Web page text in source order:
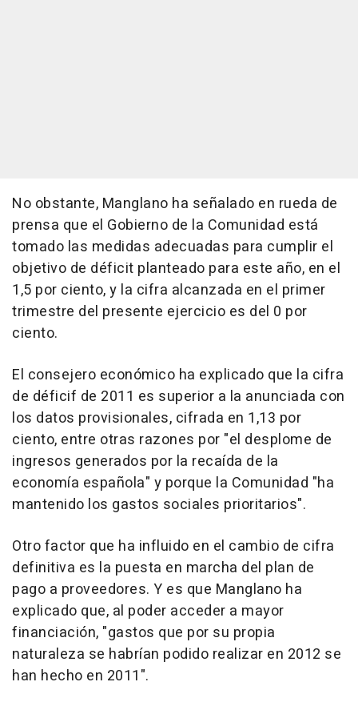
No obstante, Manglano ha señalado en rueda de
prensa que el Gobierno de la Comunidad está
tomado las medidas adecuadas para cumplir el
objetivo de déficit planteado para este año, en el
1,5 por ciento, y la cifra alcanzada en el primer
trimestre del presente ejercicio es del 0 por
ciento.
El consejero económico ha explicado que la cifra
de déficif de 2011 es superior a la anunciada con
los datos provisionales, cifrada en 1,13 por
ciento, entre otras razones por "el desplome de
ingresos generados por la recaída de la
economía española" y porque la Comunidad "ha
mantenido los gastos sociales prioritarios".
Otro factor que ha influido en el cambio de cifra
definitiva es la puesta en marcha del plan de
pago a proveedores. Y es que Manglano ha
explicado que, al poder acceder a mayor
financiación, "gastos que por su propia
naturaleza se habrían podido realizar en 2012 se
han hecho en 2011".